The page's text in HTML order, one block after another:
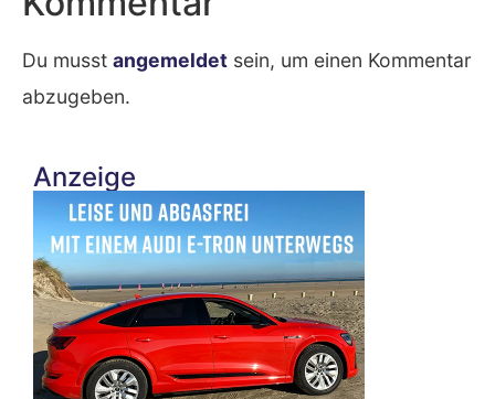
Du musst angemeldet sein, um einen Kommentar
abzugeben.
Anzeige